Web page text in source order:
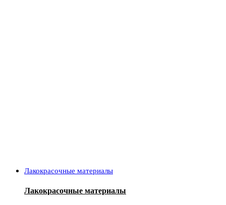
Лакокрасочные материалы
Лакокрасочные материалы